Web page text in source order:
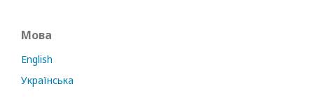
Мова
English
Українська